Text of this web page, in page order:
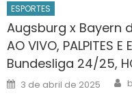
ESPORTES
Augsburg x Bayern
AO VIVO, PALPITES
Bundesliga 24/25,
Posted
on
3 de abril de 2025